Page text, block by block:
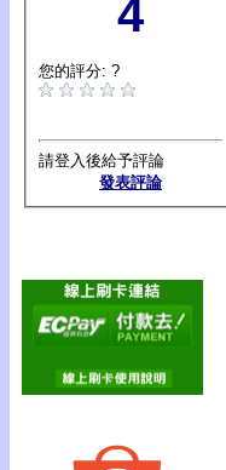
4
您的評分: ?
請登入後給予評論
發表評論